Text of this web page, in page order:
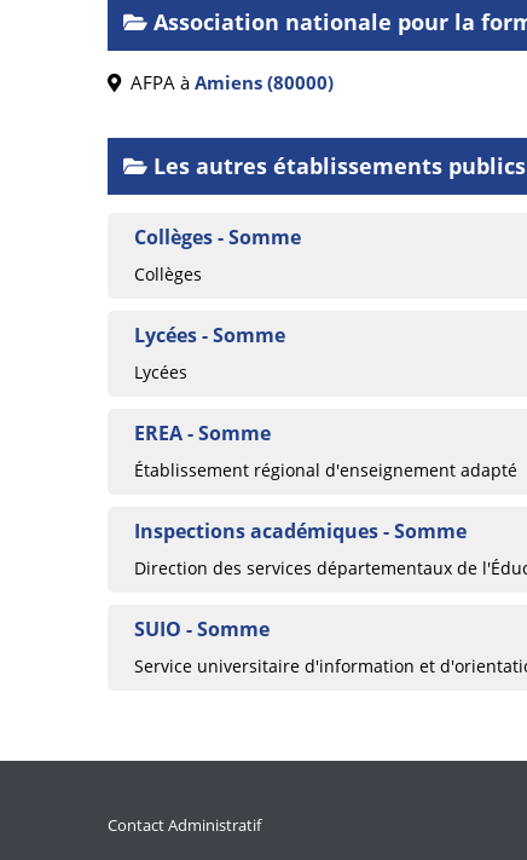
Association nationale pour la
AFPA à Amiens (80000)
Les autres établissements
Collèges - Somme
Collèges
Lycées - Somme
Lycées
EREA - Somme
Établissement régional d'enseignement adapté
Inspections académiques - Somme
Direction des services départementaux de
SUIO - Somme
Service universitaire d'information et
Contact Administratif